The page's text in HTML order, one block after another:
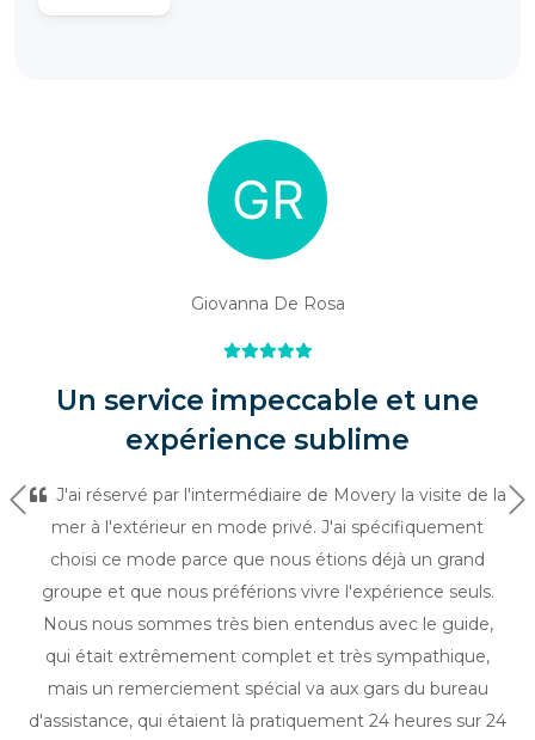
Giovanna De Rosa
Un service impeccable et une
expérience sublime
J'ai réservé par l'intermédiaire de Movery la visite de la
mer à l'extérieur en mode privé. J'ai spécifiquement
choisi ce mode parce que nous étions déjà un grand
groupe et que nous préférions vivre l'expérience seuls.
Nous nous sommes très bien entendus avec le guide,
qui était extrêmement complet et très sympathique,
mais un remerciement spécial va aux gars du bureau
d'assistance, qui étaient là pratiquement 24 heures sur 24
Précédent